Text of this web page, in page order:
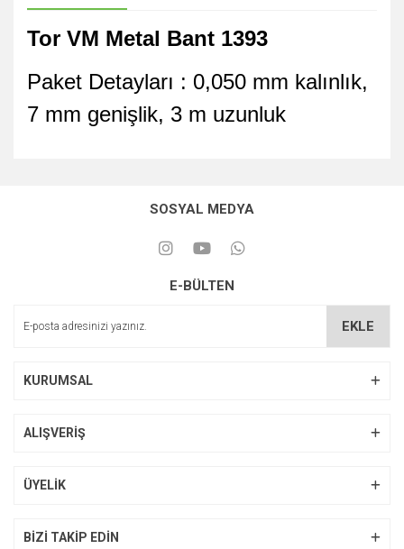
Tor VM Metal Bant 1393
Paket Detayları : 0,050 mm kalınlık,
7 mm genişlik, 3 m uzunluk
SOSYAL MEDYA
E-BÜLTEN
EKLE
KURUMSAL
ALIŞVERİŞ
ÜYELİK
BİZİ TAKİP EDİN